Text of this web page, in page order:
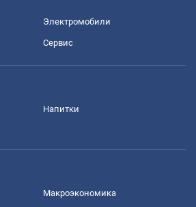
Электромобили
Сервис
Напитки
Mакроэкономика